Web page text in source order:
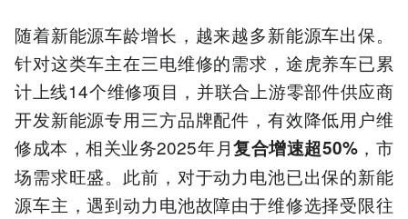
随着新能源车龄增长，越来越多新能源车出保。
针对这类车主在三电维修的需求，途虎养车已累
计上线14个维修项目，并联合上游零部件供应商
开发新能源专用三方品牌配件，有效降低用户维
修成本，相关业务2025年月复合增速超50%，市
场需求旺盛。此前，对于动力电池已出保的新能
源车主，遇到动力电池故障由于维修选择受限往